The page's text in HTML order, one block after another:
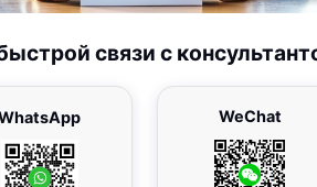
связи с
WeChat